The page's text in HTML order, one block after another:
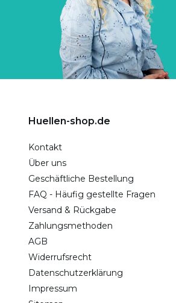
Huellen-shop.de
Kontakt
Über uns
Geschäftliche Bestellung
FAQ - Häufig gestellte Fragen
Versand & Rückgabe
Zahlungsmethoden
AGB
Widerrufsrecht
Datenschutzerklärung
Impressum